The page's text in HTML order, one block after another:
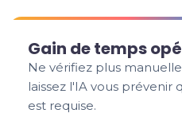
Gain de temps
Ne vérifiez plus
laissez l'IA vous
est requise.